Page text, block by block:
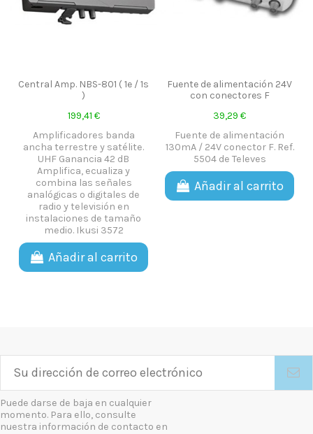
Central Amp. NBS-801 ( 1e / 1s
)
199,41 €
Amplificadores banda
ancha terrestre y satélite.
UHF Ganancia 42 dB
Amplifica, ecualiza y
combina las señales
analógicas o digitales de
radio y televisión en
instalaciones de tamaño
medio. Ikusi 3572
Añadir al carrito
Fuente de alimentación 24V
con conectores F
39,29 €
Fuente de alimentación
130mA / 24V conector F. Ref.
5504 de Televes
Añadir al carrito
Puede darse de baja en cualquier
momento. Para ello, consulte
nuestra información de contacto en